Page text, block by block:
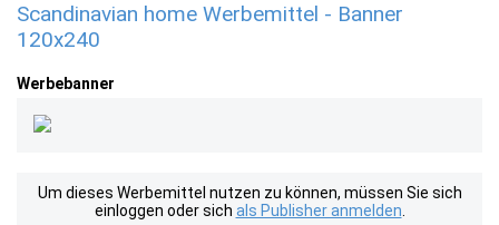
Scandinavian home Werbemittel - Banner
120x240
Werbebanner
Um dieses Werbemittel nutzen zu können, müssen Sie sich
einloggen oder sich als Publisher anmelden